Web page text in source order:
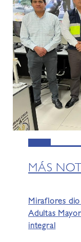
MÁS
Miraflores dio
Adultas
integral